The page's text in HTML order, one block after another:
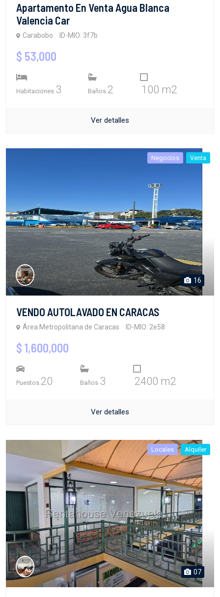
Apartamento En Venta Agua Blanca
Valencia Car
Carabobo ID-MIO: 3f7b
$ 53,000
Habitaciones 3 Baños 2 100 m2
Ver detalles
Negocios Venta
16
VENDO AUTOLAVADO EN CARACAS
Área Metropolitana de Caracas ID-MIO: 2e58
$ 1,600,000
Puestos 20 Baños 3 2400 m2
Ver detalles
Locales Alquiler
07